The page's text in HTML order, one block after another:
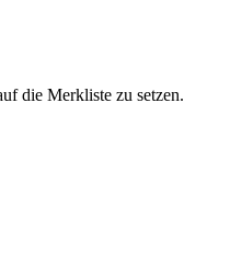
die Merkliste zu setzen.